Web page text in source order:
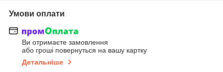
Умови оплати
Ви отримаєте замовлення
або гроші повернуться на вашу картку
Детальніше